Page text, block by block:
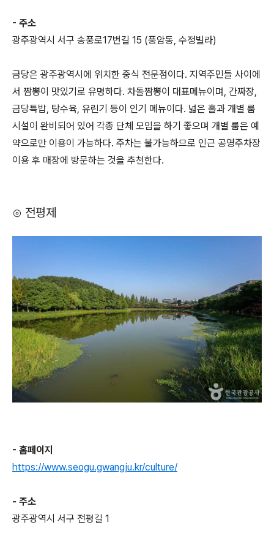
- 주소
광주광역시 서구 송풍로17번길 15 (풍암동, 수정빌라)
금당은 광주광역시에 위치한 중식 전문점이다. 지역주민들 사이에
서 짬뽕이 맛있기로 유명하다. 차돌짬뽕이 대표메뉴이며, 간짜장,
금당특밥, 탕수육, 유린기 등이 인기 메뉴이다. 넓은 홀과 개별 룸
시설이 완비되어 있어 각종 단체 모임을 하기 좋으며 개별 룸은 예
약으로만 이용이 가능하다. 주차는 불가능하므로 인근 공영주차장
이용 후 매장에 방문하는 것을 추천한다.
⊙ 전평제
- 홈페이지
https://www.seogu.gwangju.kr/culture/
- 주소
광주광역시 서구 전평길 1